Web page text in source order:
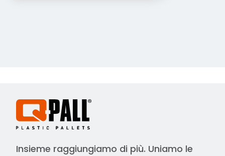
Insieme raggiungiamo di più. Uniamo le